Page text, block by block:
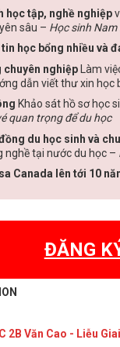
học tập, nghề nghiệp
sâu – Học sinh
học bổng nhiều và
chuyên nghiệp Làm
dẫn viết thư xin học
Khảo sát hồ sơ học
quan trọng để du học
du học sinh và
nghề tại nước du học –
Canada lên tới 10
ĐĂNG
2B Văn Cao - Liễu